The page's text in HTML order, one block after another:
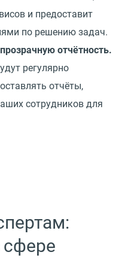
и предоставит
по решению задач.
отчётность.
регулярно
отчёты,
сотрудников для
сфере